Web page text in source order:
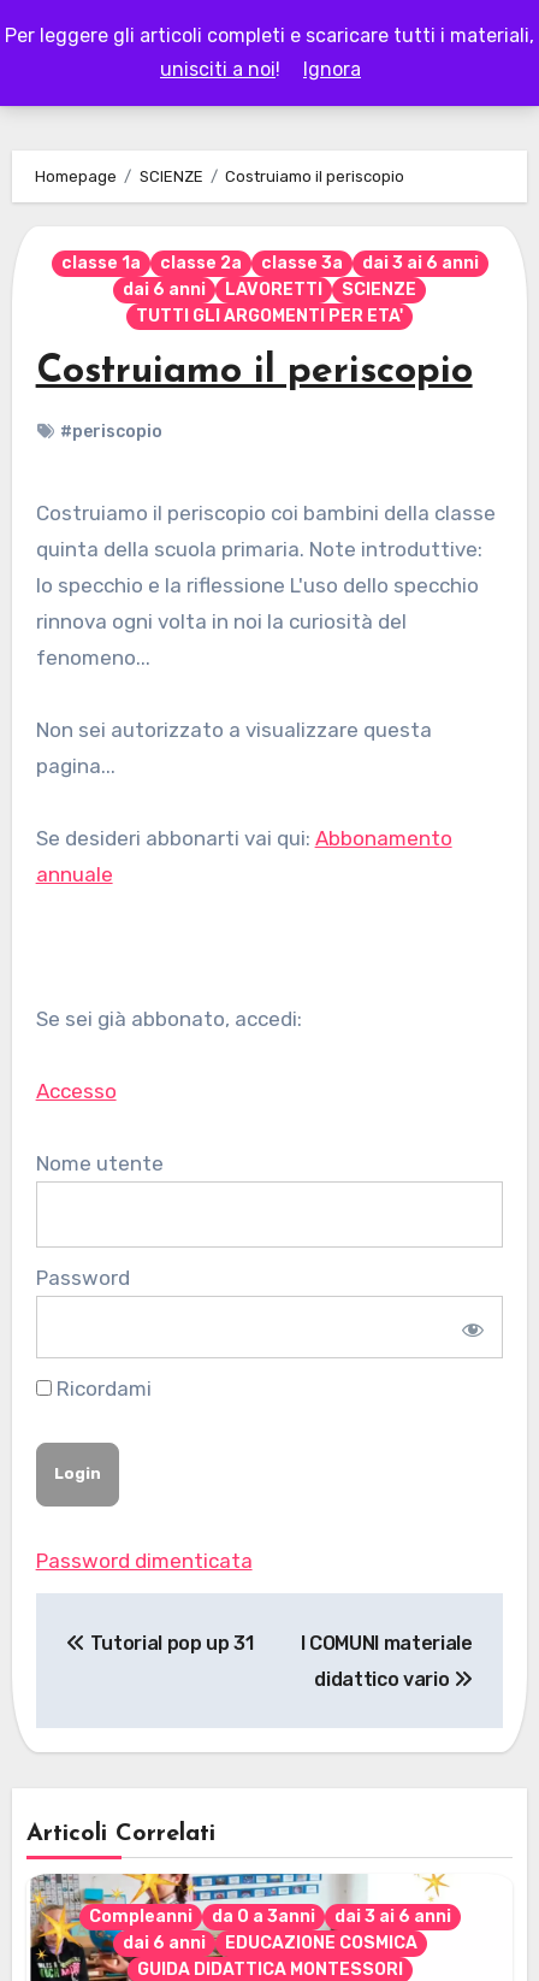
Per leggere gli articoli completi e scaricare tutti i materiali,
unisciti a noi! Ignora
to
LAPAPPADOLCE
Homepage SCIENZE Costruiamo il periscopio
classe 1a classe 2a classe 3a
dai 3 ai 6 anni
dai 6 anni
LAVORETTI
SCIENZE
TUTTI GLI ARGOMENTI PER ETA'
Costruiamo il periscopio
#periscopio
Costruiamo il periscopio coi bambini della classe
quinta della scuola primaria. Note introduttive:
lo specchio e la riflessione L'uso dello specchio
rinnova ogni volta in noi la curiosità del
fenomeno...
Non sei autorizzato a visualizzare questa
pagina...
Se desideri abbonarti vai qui: Abbonamento
annuale
Se sei già abbonato, accedi:
Accesso
Nome utente
Password
Ricordami
Password dimenticata
Tutorial pop up 31
I COMUNI materiale
didattico vario
Articoli Correlati
Compleanni da 0 a 3anni
dai 3 ai 6 anni
dai 6 anni
EDUCAZIONE COSMICA
GUIDA DIDATTICA MONTESSORI